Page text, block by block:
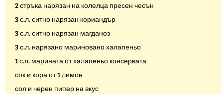
2 стръка нарязан на колелца пресен чесън
3 с.л. ситно нарязан кориандър
3 с.л. ситно нарязан магданоз
3 с.л. нарязано мариновано халапеньо
1 с.л. марината от халапеньо консервата
сок и кора от 1 лимон
сол и черен пипер на вкус